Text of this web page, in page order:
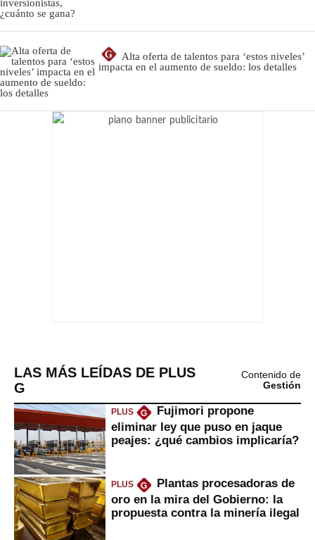
G
Alta oferta de talentos para ‘estos niveles’
impacta en el aumento de sueldo: los detalles
LAS MÁS LEÍDAS DE PLUS
G
Contenido de
Gestión
PLUS G
Fujimori propone
eliminar ley que puso en jaque
peajes: ¿qué cambios implicaría?
PLUS G
Plantas procesadoras de
oro en la mira del Gobierno: la
propuesta contra la minería ilegal